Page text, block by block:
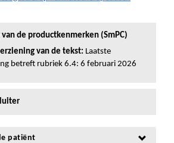
de productkenmerken (SmPC)
van de tekst: Laatste
betreft rubriek 6.4: 6 februari 2026
patiënt